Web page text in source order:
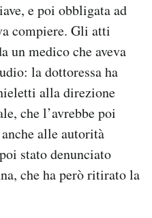
e poi obbligata ad
compiere. Gli atti
un medico che aveva
la dottoressa ha
alla direzione
che l’avrebbe poi
alle autorità
stato denunciato
che ha però ritirato la